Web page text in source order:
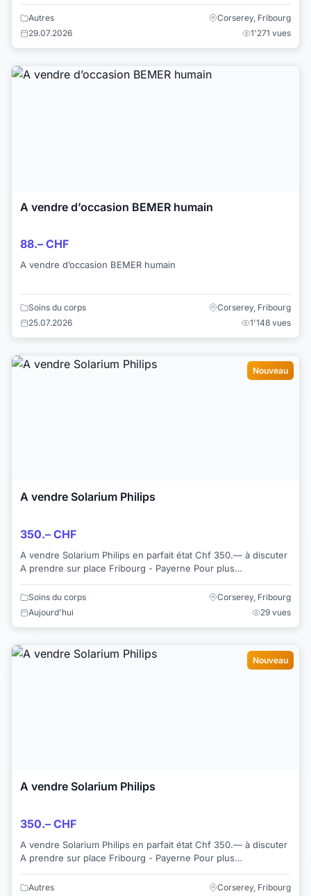
Autres
Corserey, Fribourg
29.07.2026
1'271 vues
A vendre d’occasion BEMER humain
88.– CHF
A vendre d’occasion BEMER humain
Soins du corps
Corserey, Fribourg
25.07.2026
1'148 vues
Nouveau
A vendre Solarium Philips
350.– CHF
A vendre Solarium Philips en parfait état Chf 350.— à discuter
A prendre sur place Fribourg - Payerne Pour plus
Soins du corps
Corserey, Fribourg
Aujourd'hui
29 vues
Nouveau
A vendre Solarium Philips
350.– CHF
A vendre Solarium Philips en parfait état Chf 350.— à discuter
A prendre sur place Fribourg - Payerne Pour plus
d’informations +41794368707
Autres
Corserey, Fribourg